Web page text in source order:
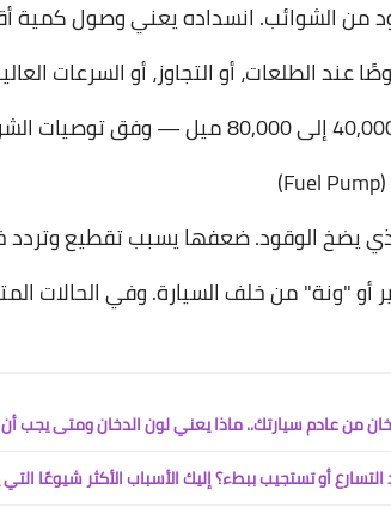
من الشوائب. انسداده يعني وصول كمية
الطلعات، أو التجاوز، أو السرعات
يضخ الوقود. ضعفها يسبب تقطيع وتردد
"ونة" من خلف السيارة. وفي الحالات
أو تستجيب ببطء؟ إليك الأسباب الأكثر شيوعًا